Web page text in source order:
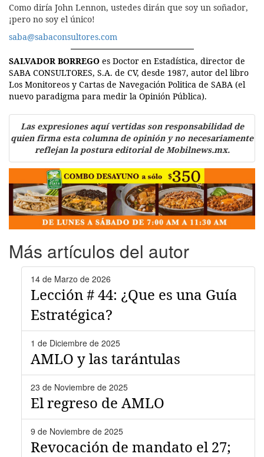
Como diría John Lennon, ustedes dirán que soy un soñador,
¡pero no soy el único!
saba@sabaconsultores.com
SALVADOR BORREGO es Doctor en Estadística, director de
SABA CONSULTORES, S.A. de CV, desde 1987, autor del libro
Los Monitoreos y Cartas de Navegación Politica de SABA (el
nuevo paradigma para medir la Opinión Pública).
Las expresiones aquí vertidas son responsabilidad de
quien firma esta columna de opinión y no necesariamente
reflejan la postura editorial de Mobilnews.mx.
Más artículos del autor
14 de Marzo de 2026
Lección # 44: ¿Que es una Guía
Estratégica?
1 de Diciembre de 2025
AMLO y las tarántulas
23 de Noviembre de 2025
El regreso de AMLO
9 de Noviembre de 2025
Revocación de mandato el 27;